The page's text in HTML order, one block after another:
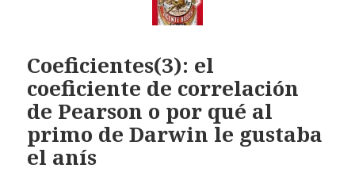
Coeficientes(3): el
coeficiente de correlación
de Pearson o por qué al
primo de Darwin le gustaba
el anís